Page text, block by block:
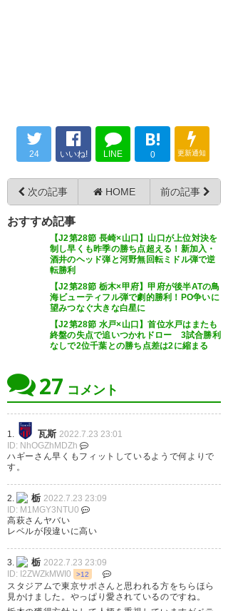
もあって6ポイントマッチ勝利。
#新幹線で移動中ちょうど山口 #
栃木SC
— アンノーニ (ACakakuro)
2022, 7月 23
負け知らずの栃木、42年越しに
復活。 #TochigiSC
#KeepMovingForward
国体 @tochigikokutai #栃木SC
#全員戦力 #栃木山口…
https://t.co/buO7BNy4nD
— 栃木SC｜Tochigi SC
(tochigisc)2022, 7月 23
根本くんのは栃木SCの通算500
ゴール目なんか #栃木SC
た。 もっと東京で見たかった部
分はあるけど…。#fctokyo
#tochigisc
https://t.co/FvbXznR0sm
— yuuto＿青赤fctokyo
(To42Yu)2022, 7月 23
24 いいね! LINE
B!
0 更新通知
次の記事 HOME 前の記事
おすすめ記事
【J2第28節 長崎×山口】山口が上位対決を
制し早くも昨季の勝ち点超える！新加入・
酒井のヘッド弾と河野無回転ミドル弾で逆
転勝利
【J2第28節 栃木×甲府】甲府が後半ATの鳥
海ビューティフル弾で劇的勝利！PO争いに
望みつなぐ大きな白星に
【J2第28節 水戸×山口】首位水戸はまたも
終盤の失点で追いつかれドロー 3試合勝利
なしで2位千葉との勝ち点差は2に縮まる
27 コメント
1. 瓦斯 2022.7.23 23:01
ID: NhOGZhMDZh
ハギーさん早くもフィットしているようで何よりで
す。
2. 栃 2022.7.23 23:09
ID: M1MGY3NTU0
高萩さんヤバい
レベルが段違いに高い
3. 栃 2022.7.23 23:09
ID: I2ZWZkMWI0
>12
スタジアムで東京サポさんと思われる方をちらほら
見かけました。やっぱり愛されているのですね。